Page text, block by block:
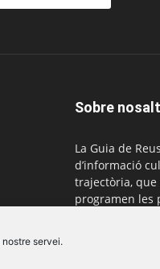
servei.
Sobre
La Guia de
d’informació
trajectòria, que
programen les